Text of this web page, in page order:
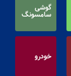
گوشی
سامسونگ
خودرو